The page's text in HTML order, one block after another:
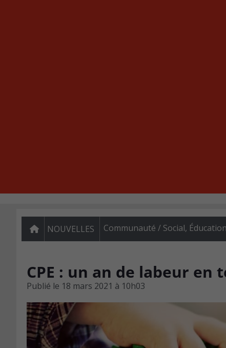
NOUVELLES Communauté / Social, Éducation
CPE : un an de labeur en
Publié le 18 mars 2021 à 10h03